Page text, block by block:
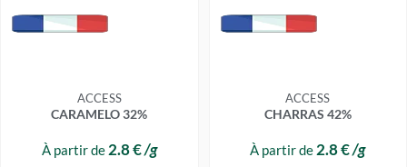
ACCESS
CARAMELO 32%
À partir de2.8 €/g
être
choisies
page
du
produit
ACCESS
CHARRAS 42%
À partir de 2.8 €/g
être
choisies
page
du
produit